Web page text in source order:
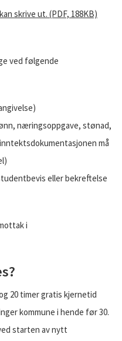
skrive ut. (PDF, 188KB)
ved følgende
næringsoppgave, stønad,
må
eller bekreftelse
i
20 timer gratis kjernetid
kommune i hende før 30.
starten av nytt